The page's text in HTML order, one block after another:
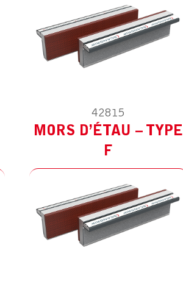
42815
MORS D’ÉTAU – TYPE
F
MODÈLE :POUR AUTRES